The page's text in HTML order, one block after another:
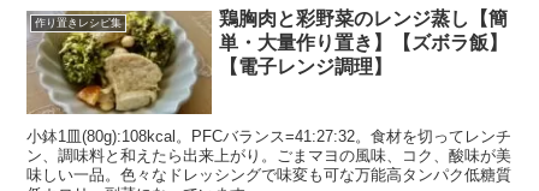
作り置きレシピ集
鶏胸肉と彩野菜のレンジ蒸し【簡
単・大量作り置き】【ズボラ飯】
【電子レンジ調理】
小鉢1皿(80g):108kcal。PFCバランス=41:27:32。食材を切ってレンチ
ン、調味料と和えたら出来上がり。ごまマヨの風味、コク、酸味が美
味しい一品。色々なドレッシングで味変も可な万能高タンパク低糖質